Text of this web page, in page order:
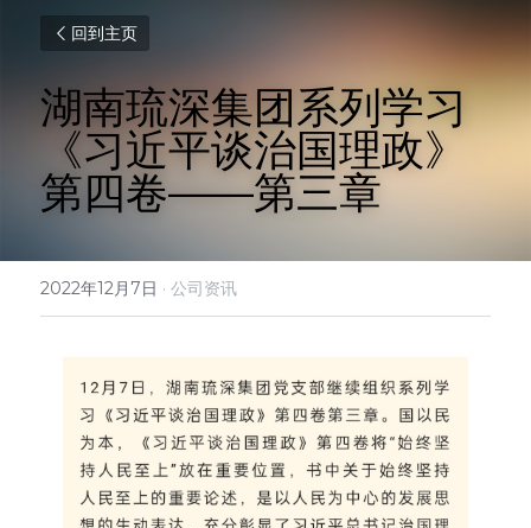
回到主页
湖南琉深集团系列学习
《习近平谈治国理政》
第四卷——第三章
2022年12月7日 · 公司资讯